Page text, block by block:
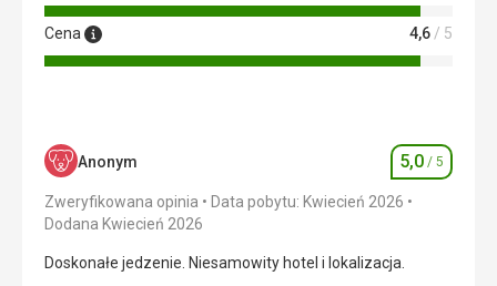
Cena 4,6 / 5
Anonym Ocena
5,0 / 5
Zweryfikowana opinia
Data pobytu: Kwiecień 2026
Dodana Kwiecień 2026
Doskonałe jedzenie. Niesamowity hotel i lokalizacja.